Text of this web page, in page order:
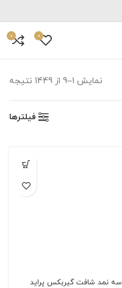
0
0
نمایش 1–9 از 1449 نتیجه
فیلترها
نمد شافت گیربکس پراید